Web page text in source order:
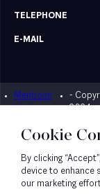
TELEPHONE
E-MAIL
Mentions
légales
-
2024
Cookie
By clicking
device to enhance
our marketing